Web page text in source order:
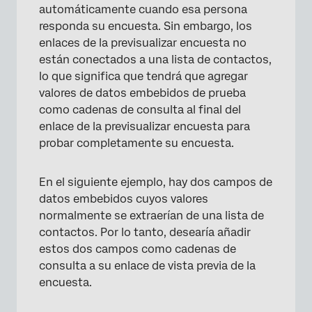
automáticamente cuando esa persona
responda su encuesta. Sin embargo, los
enlaces de la previsualizar encuesta no
están conectados a una lista de contactos,
lo que significa que tendrá que agregar
valores de datos embebidos de prueba
como cadenas de consulta al final del
enlace de la previsualizar encuesta para
probar completamente su encuesta.
En el siguiente ejemplo, hay dos campos de
datos embebidos cuyos valores
normalmente se extraerían de una lista de
contactos. Por lo tanto, desearía añadir
estos dos campos como cadenas de
consulta a su enlace de vista previa de la
encuesta.